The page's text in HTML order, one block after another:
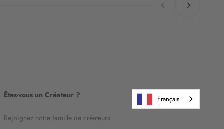
Êtes-vous un Créateur ?
Rejoignez notre famille de créateurs
Français